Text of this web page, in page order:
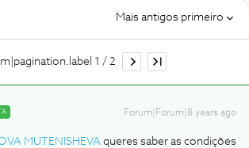
Mais antigos primeiro
1 / 2
Forum|Forum|8 years ago
MUTENISHEVA queres saber as condições